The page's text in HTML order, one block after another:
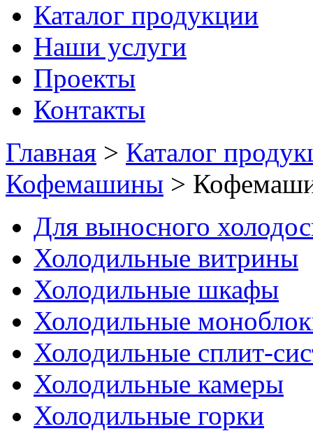
Каталог продукции
Наши услуги
Проекты
Контакты
Главная > Каталог
Кофемашины >
Для выносного
Холодильные витрины
Холодильные шкафы
Холодильные
Холодильные сплит-
Холодильные камеры
Холодильные горки